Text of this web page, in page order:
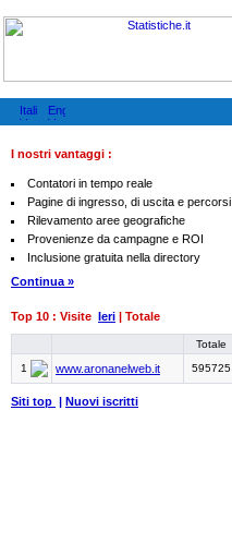
I nostri vantaggi :
Contatori in tempo reale
Pagine di ingresso, di uscita e percorsi
Rilevamento aree geografiche
Provenienze da campagne e ROI
Inclusione gratuita nella directory
Continua »
Top 10 : Visite Ieri | Totale
Totale
1
www.aronanelweb.it 595725
Siti top | Nuovi iscritti